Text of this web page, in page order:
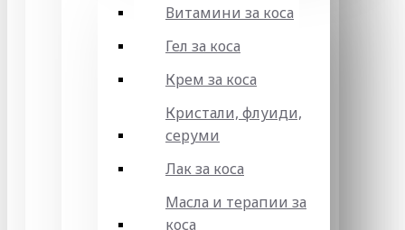
Витамини за коса
Гел за коса
Крем за коса
Кристали, флуиди,
серуми
Лак за коса
Масла и терапии за
коса